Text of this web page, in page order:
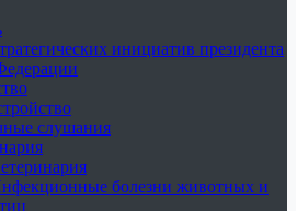
инициатив президента
слушания
болезни животных и